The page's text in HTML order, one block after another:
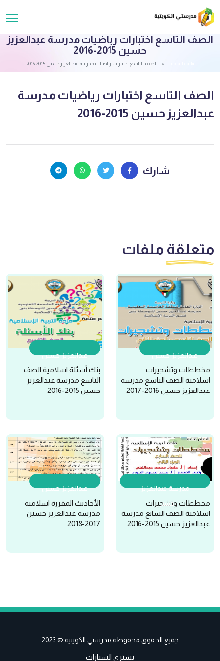
الصف التاسع اختبارات رياضيات مدرسة عبدالعزيز
حسين 2015-2016
الصف التاسع اختبارات رياضيات مدرسة عبدالعزيز حسين 2015-2016
الصف التاسع اختبارات رياضيات مدرسة
عبدالعزيز حسين 2015-2016
شارك
متعلقة ملفات
عبدالعزيز حسين
مخططات وتشجيرات
اسلامية الصف التاسع مدرسة
عبدالعزيز حسين 2016-2017
عبدالعزيز حسين
بنك أسئلة اسلامية الصف
التاسع مدرسة عبدالعزيز
حسين 2015-2016
مدرسة عبدالعزيز
حسين
مخططات وتشجيرات
اسلامية الصف السابع مدرسة
عبدالعزيز حسين 2015-2016
عبدالعزيز حسين
الأحاديث المقررة اسلامية
مدرسة عبدالعزيز حسين
2017-2018
جميع الحقوق محفوظة مدرستي الكويتية © 2023
نشتري السيارات